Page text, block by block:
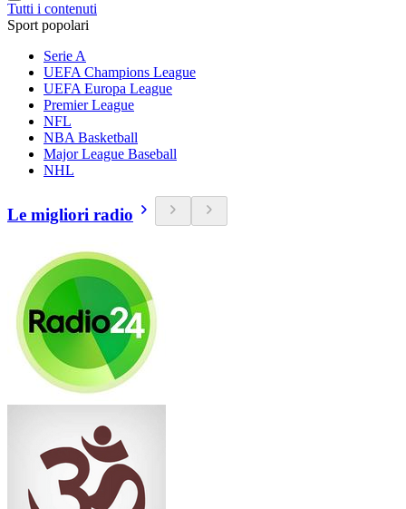
Tutti i contenuti
Sport popolari
Serie A
UEFA Champions League
UEFA Europa League
Premier League
NFL
NBA Basketball
Major League Baseball
NHL
Le migliori radio